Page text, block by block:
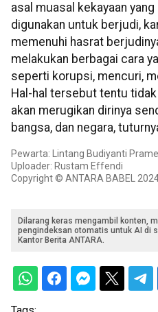
asal muasal kekayaan
digunakan untuk berjudi,
memenuhi hasrat
melakukan berbagai cara
seperti korupsi, mencuri,
Hal-hal tersebut tentu
akan merugikan dirinya
bangsa, dan negara,
Pewarta: Lintang Budiyanti
Uploader: Rustam Effendi
Copyright © ANTARA BABEL
Dilarang keras mengambil konten,
pengindeksan otomatis untuk AI di
Kantor Berita ANTARA.